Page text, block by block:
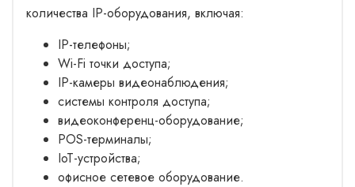
количества IP-оборудования, включая:
IP-телефоны;
Wi-Fi точки доступа;
IP-камеры видеонаблюдения;
системы контроля доступа;
видеоконференц-оборудование;
POS-терминалы;
IoT-устройства;
офисное сетевое оборудование.